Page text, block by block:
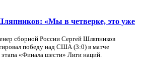
«Мы в четверке, это уже
сборной России Сергей Шляпников
победу над США (3:0) в матче
этапа «Финала шести» Лиги наций.